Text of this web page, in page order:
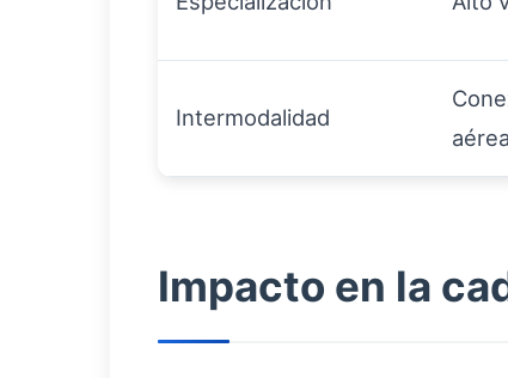
Intermodalidad
Impacto en la